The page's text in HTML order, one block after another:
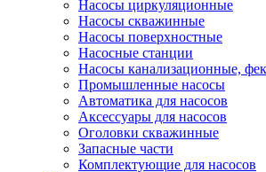
Насосы циркуляционные
Насосы скважинные
Насосы поверхностные
Насосные станции
Насосы канализационные,
Промышленные насосы
Автоматика для насосов
Аксессуары для насосов
Оголовки скважинные
Запасные части
Комплектующие для насосов